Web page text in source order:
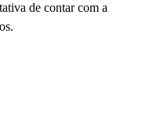
de contar com a